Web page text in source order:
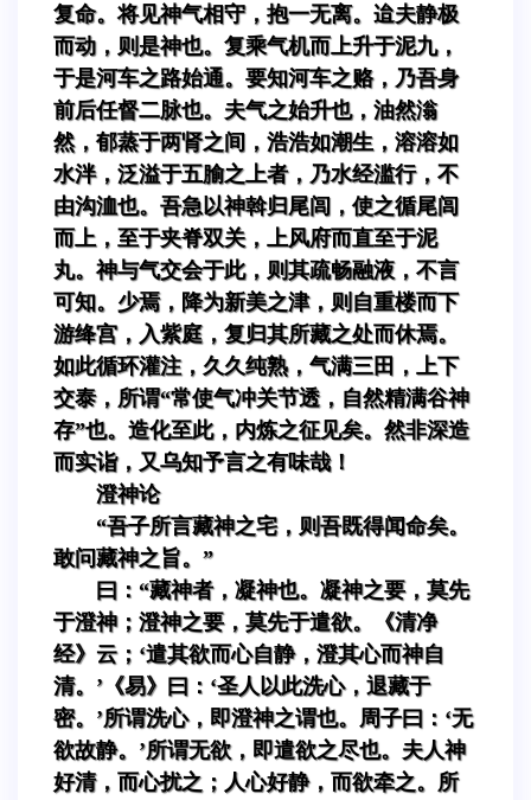
复命。将见神气相守，抱一无离。迨夫静极
而动，则是神也。复乘气机而上升于泥九，
于是河车之路始通。要知河车之赂，乃吾身
前后任督二脉也。夫气之始升也，油然滃
然，郁蒸于两肾之间，浩浩如潮生，溶溶如
水泮，泛溢于五腧之上者，乃水经滥行，不
由沟洫也。吾急以神斡归尾闾，使之循尾闾
而上，至于夹脊双关，上风府而直至于泥
丸。神与气交会于此，则其疏畅融液，不言
可知。少焉，降为新美之津，则自重楼而下
游绛宫，入紫庭，复归其所藏之处而休焉。
如此循环灌注，久久纯熟，气满三田，上下
交泰，所谓“常使气冲关节透，自然精满谷神
存”也。造化至此，内炼之征见矣。然非深造
而实诣，又乌知予言之有味哉！
澄神论
“吾子所言藏神之宅，则吾既得闻命矣。
敢问藏神之旨。”
曰：“藏神者，凝神也。凝神之要，莫先
于澄神；澄神之要，莫先于遣欲。《清净
经》云；‘遣其欲而心自静，澄其心而神自
清。’《易》曰：‘圣人以此洗心，退藏于
密。’所谓洗心，即澄神之谓也。周子曰：‘无
欲故静。’所谓无欲，即遣欲之尽也。夫人神
好清，而心扰之；人心好静，而欲牵之。所